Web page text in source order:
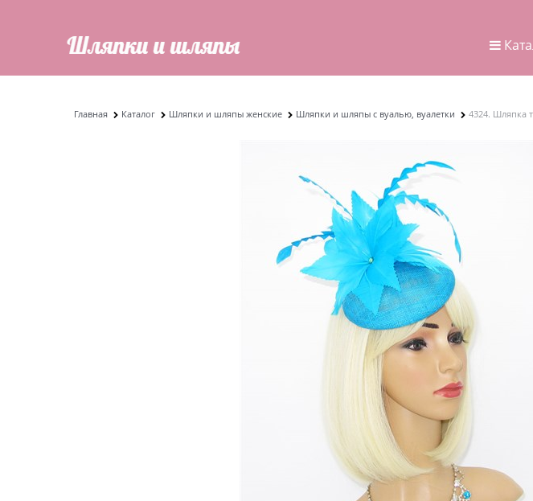
Главная Каталог Шляпки и шляпы женские Шляпки и шляпы с вуалью, вуалетки 4324. Шляпка